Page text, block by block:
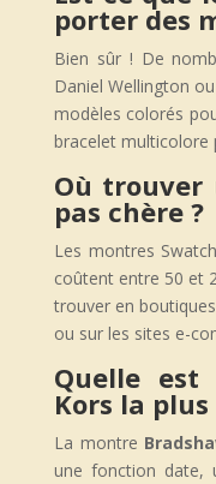
porter des
Bien sûr ! De
Daniel Wellington
modèles colorés
bracelet multicolore
Où trouver
pas chère ?
Les montres
coûtent entre 50 et
trouver en
ou sur les sites e-
Quelle
Kors la
La montre
une fonction date,